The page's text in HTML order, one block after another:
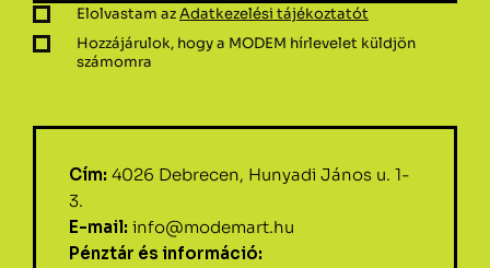
Elolvastam azAdatkezelési tájékoztatót
Hozzájárulok, hogy a MODEM hírlevelet küldjön
számomra
Cím: 4026 Debrecen, Hunyadi János u. 1-
3.
E-mail: info@modemart.hu
Pénztár és információ: